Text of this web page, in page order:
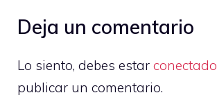
Deja un comentario
Lo siento, debes estar conectado
publicar un comentario.